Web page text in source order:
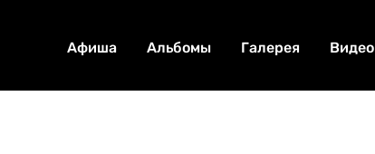
Афиша Альбомы Галерея Видео